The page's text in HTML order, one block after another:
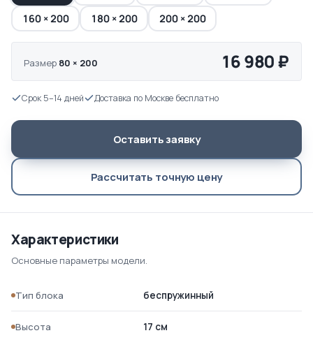
160 × 200
180 × 200 200 × 200
Размер 80 × 200 16 980 ₽
Срок 5–14 дней Доставка по Москве бесплатно
Оставить заявку
Рассчитать точную цену
Характеристики
Основные параметры модели.
Тип блока беспружинный
Высота 17 см